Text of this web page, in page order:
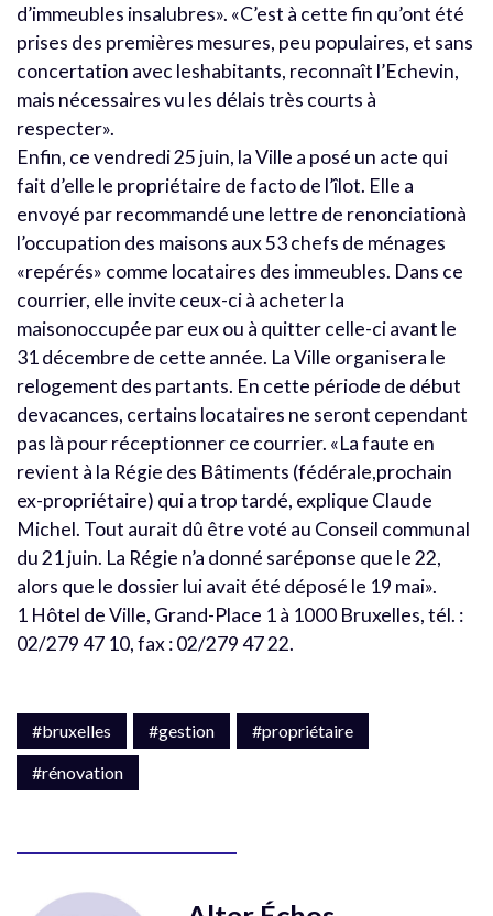
d’immeubles insalubres». «C’est à cette fin qu’ont été
prises des premières mesures, peu populaires, et sans
concertation avec leshabitants, reconnaît l’Echevin,
mais nécessaires vu les délais très courts à
respecter».
Enfin, ce vendredi 25 juin, la Ville a posé un acte qui
fait d’elle le propriétaire de facto de l’îlot. Elle a
envoyé par recommandé une lettre de renonciationà
l’occupation des maisons aux 53 chefs de ménages
«repérés» comme locataires des immeubles. Dans ce
courrier, elle invite ceux-ci à acheter la
maisonoccupée par eux ou à quitter celle-ci avant le
31 décembre de cette année. La Ville organisera le
relogement des partants. En cette période de début
devacances, certains locataires ne seront cependant
pas là pour réceptionner ce courrier. «La faute en
revient à la Régie des Bâtiments (fédérale,prochain
ex-propriétaire) qui a trop tardé, explique Claude
Michel. Tout aurait dû être voté au Conseil communal
du 21 juin. La Régie n’a donné saréponse que le 22,
alors que le dossier lui avait été déposé le 19 mai».
1 Hôtel de Ville, Grand-Place 1 à 1000 Bruxelles, tél. :
02/279 47 10, fax : 02/279 47 22.
#bruxelles #gestion
#propriétaire
#rénovation